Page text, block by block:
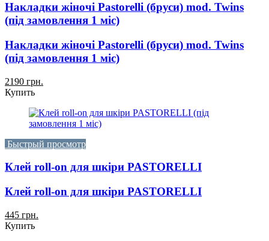
Накладки жіночі Pastorelli (бруси) mod. Twins
(під замовлення 1 міс)
Накладки жіночі Pastorelli (бруси) mod. Twins
(під замовлення 1 міс)
2190 грн.
Купить
Быстрый просмотр
Клей roll-on для шкіри PASTORELLI
Клей roll-on для шкіри PASTORELLI
445 грн.
Купить